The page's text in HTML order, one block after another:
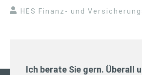
HES Finanz- und
Ich berate Sie gern. Überall